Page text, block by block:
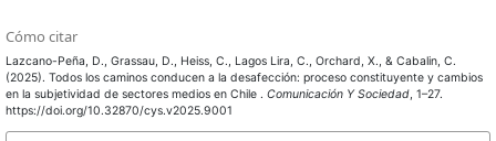
Cómo citar
Lazcano-Peña, D., Grassau, D., Heiss, C., Lagos Lira, C., Orchard, X., & Cabalin, C.
(2025). Todos los caminos conducen a la desafección: proceso constituyente y cambios
en la subjetividad de sectores medios en Chile . Comunicación Y Sociedad, 1–27.
https://doi.org/10.32870/cys.v2025.9001